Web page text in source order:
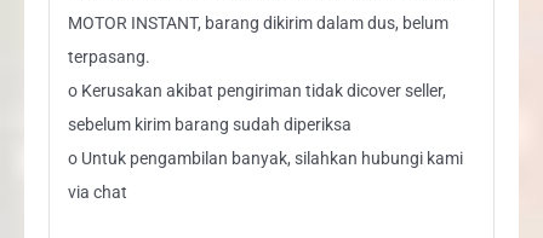
MOTOR INSTANT, barang dikirim dalam dus, belum
terpasang.
o Kerusakan akibat pengiriman tidak dicover seller,
sebelum kirim barang sudah diperiksa
o Untuk pengambilan banyak, silahkan hubungi kami
via chat